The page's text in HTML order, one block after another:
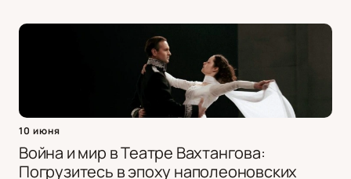
10 июня
Война и мир в Театре Вахтангова:
Погрузитесь в эпоху наполеоновских